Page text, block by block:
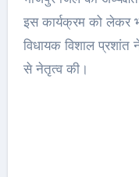
इस कार्यक्रम को लेकर
विधायक विशाल
से नेतृत्व की।